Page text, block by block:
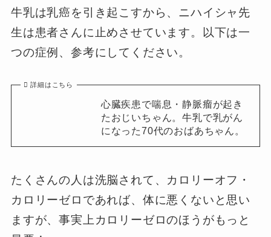
牛乳は乳癌を引き起こすから、ニハイシャ先
生は患者さんに止めさせています。以下は一
つの症例、参考にしてください。
詳細はこちら
心臓疾患で喘息・静脈瘤が起き
たおじいちゃん。牛乳で乳がん
になった70代のおばあちゃん。
たくさんの人は洗脳されて、カロリーオフ・
カロリーゼロであれば、体に悪くないと思い
ますが、事実上カロリーゼロのほうがもっと